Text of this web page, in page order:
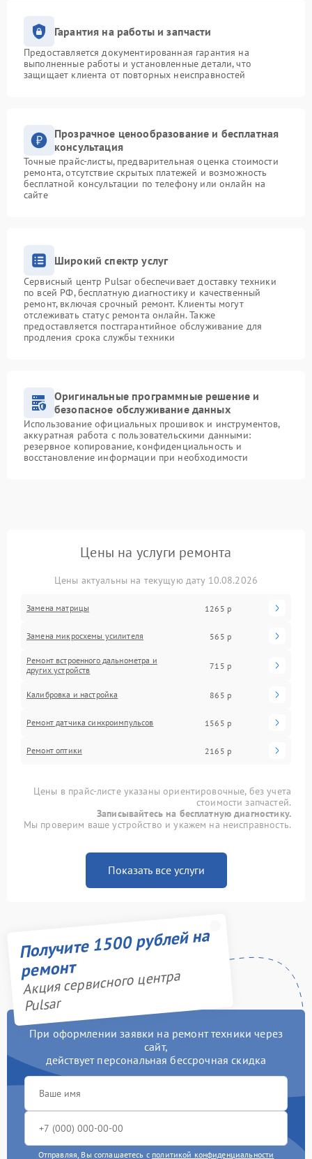
Гарантия на работы и запчасти
Предоставляется документированная гарантия на
выполненные работы и установленные детали, что
защищает клиента от повторных неисправностей
Прозрачное ценообразование и бесплатная
консультация
Точные прайс-листы, предварительная оценка стоимости
ремонта, отсутствие скрытых платежей и возможность
бесплатной консультации по телефону или онлайн на
сайте
Широкий спектр услуг
Сервисный центр Pulsar обеспечивает доставку техники
по всей РФ, бесплатную диагностику и качественный
ремонт, включая срочный ремонт. Клиенты могут
отслеживать статус ремонта онлайн. Также
предоставляется постгарантийное обслуживание для
продления срока службы техники
Оригинальные программные решение и
безопасное обслуживание данных
Использование официальных прошивок и инструментов,
аккуратная работа с пользовательскими данными:
резервное копирование, конфиденциальность и
восстановление информации при необходимости
Цены на услуги ремонта
Цены актуальны на текущую дату 10.08.2026
Замена матрицы 1265 р
Замена микросхемы усилителя 565 р
Ремонт встроенного дальнометра и
других устройств
715 р
Калибровка и настройка 865 р
Ремонт датчика синхроимпульсов 1565 р
Ремонт оптики 2165 р
Цены в прайс-листе указаны ориентировочные, без учета
стоимости запчастей.
Записывайтесь на бесплатную диагностику.
Мы проверим ваше устройство и укажем на неисправность.
Показать все услуги
Получите 1500 рублей на
ремонт
Акция сервисного центра
Pulsar
При оформлении заявки на ремонт техники через
сайт,
действует персональная бессрочная скидка
Отправляя, Вы соглашаетесь с политикой конфиденциальности